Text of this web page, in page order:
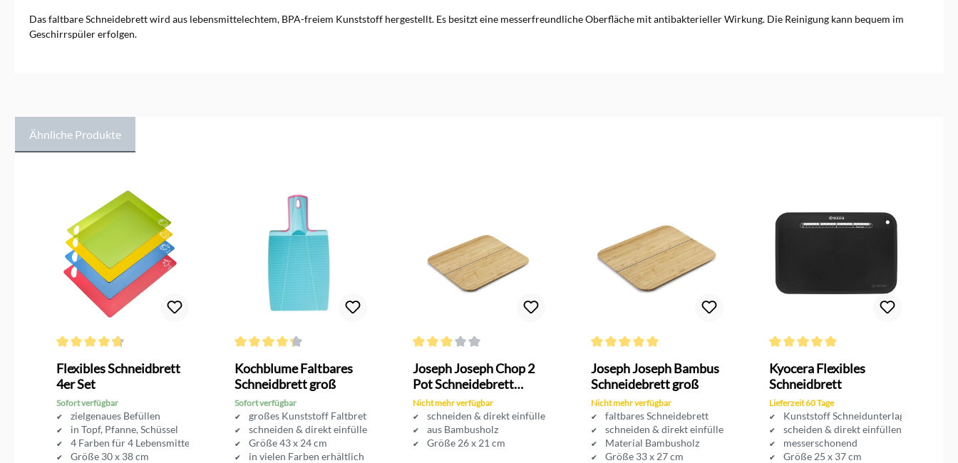
Das faltbare Schneidebrett wird aus lebensmittelechtem, BPA-freiem Kunststoff hergestellt. Es besitzt eine messerfreundliche Oberfläche mit antibakterieller Wirkung. Die Reinigung kann bequem im
Geschirrspüler erfolgen.
Ähnliche Produkte
Flexibles Schneidbrett
4er Set
Sofort verfügbar
zielgenaues Befüllen
in Topf, Pfanne, Schüssel
4 Farben für 4 Lebensmittel
Größe 30 x 38 cm
Kochblume Faltbares
Schneidbrett groß
Sofort verfügbar
großes Kunststoff Faltbrett
schneiden & direkt einfüllen
Größe 43 x 24 cm
in vielen Farben erhältlich
Joseph Joseph Chop 2
Pot Schneidebrett
faltbar
Nicht mehr verfügbar
schneiden & direkt einfüllen
aus Bambusholz
Größe 26 x 21 cm
Joseph Joseph Bambus
Schneidebrett groß
Nicht mehr verfügbar
faltbares Schneidebrett
schneiden & direkt einfüllen
Material Bambusholz
Größe 33 x 27 cm
Kyocera Flexibles
Schneidbrett
Lieferzeit 60 Tage
Kunststoff Schneidunterlage
scheiden & direkt einfüllen
messerschonend
Größe 25 x 37 cm